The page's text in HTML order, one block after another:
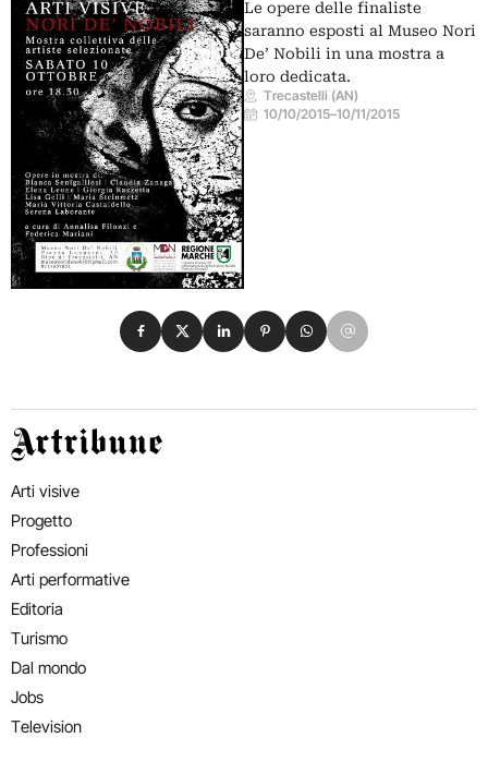
Le opere delle finaliste
saranno esposti al Museo Nori
De’ Nobili in una mostra a
loro dedicata.
Trecastelli (AN)
10/10/2015–10/11/2015
Condividi su Facebook
Condividi su X
Condividi su LinkedIn
Condividi su Pinterest
Condividi su WhatsApp
Condividi su Email
Artribune
Arti visive
Progetto
Professioni
Arti performative
Editoria
Turismo
Dal mondo
Jobs
Television